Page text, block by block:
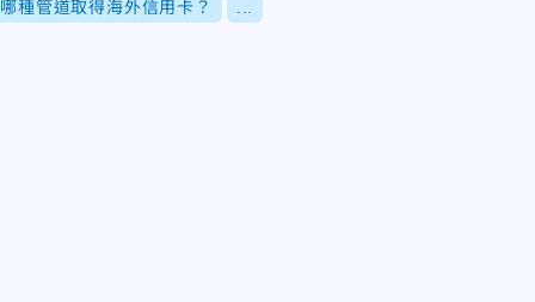
種管道取得海外信用卡？